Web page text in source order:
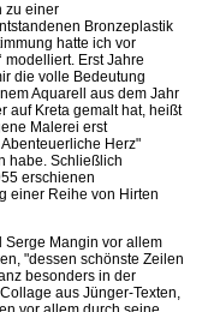
zu einer
Bronzeplastik
hatte ich vor
modelliert. Erst Jahre
die volle Bedeutung
Aquarell aus dem Jahr
auf Kreta gemalt hat, heißt
Malerei erst
Herz"
habe. Schließlich
erschienen
einer Reihe von Hirten
Serge Mangin vor allem
"dessen schönste Zeilen
besonders in der
aus Jünger-Texten,